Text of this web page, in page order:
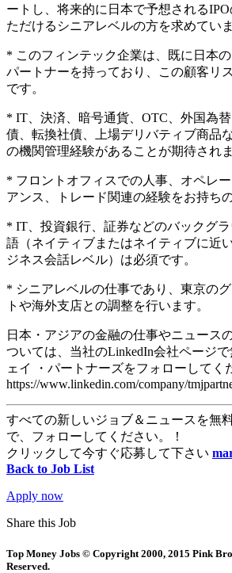
ートし、将来的に日本で予想される
ただけるシニアレベルの方を求めていま
* このフィンテック企業は、既に日本
パートナーを持っており、この顧客リ
です。
* IT、決済、暗号通貨、OTC、外国為
債、転換社債、上場デリバティブ商品
の機関管理経験があることが期待されま
* フロントオフィスでの人事、オペレ
アンス、トレード関連の経験をお持ち
* IT、投資銀行、証券などのバックグ
語（ネイティブまたはネイティブに近
ジネス会話レベル）は必須です。
* シニアレベルの仕事であり、東京の
トや海外支店との調整を行います。
日本・アジアの金融の仕事やニュース
ついては、当社のLinkedIn会社ページ
ェイ ・パートナーズをフォローしてく
https://www.linkedin.com/company/
すべての新しいジョブ＆ニュースを無
で、フォローしてください。！
クリックして今すぐ応募して下さい
Back to Job List
Apply now
Share this Job
Top Money Jobs © Copyright 2000, 2015 Pink
Reserved.